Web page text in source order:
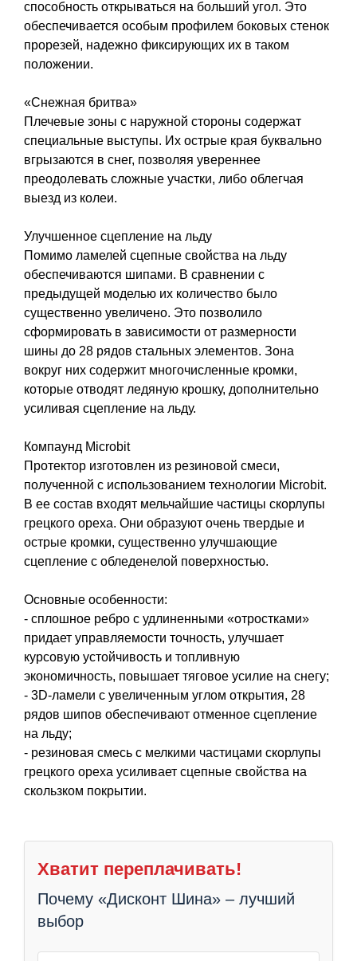
способность открываться на больший угол. Это
обеспечивается особым профилем боковых стенок
прорезей, надежно фиксирующих их в таком
положении.
«Снежная бритва»
Плечевые зоны с наружной стороны содержат
специальные выступы. Их острые края буквально
вгрызаются в снег, позволяя увереннее
преодолевать сложные участки, либо облегчая
выезд из колеи.
Улучшенное сцепление на льду
Помимо ламелей сцепные свойства на льду
обеспечиваются шипами. В сравнении с
предыдущей моделью их количество было
существенно увеличено. Это позволило
сформировать в зависимости от размерности
шины до 28 рядов стальных элементов. Зона
вокруг них содержит многочисленные кромки,
которые отводят ледяную крошку, дополнительно
усиливая сцепление на льду.
Компаунд Microbit
Протектор изготовлен из резиновой смеси,
полученной с использованием технологии Microbit.
В ее состав входят мельчайшие частицы скорлупы
грецкого ореха. Они образуют очень твердые и
острые кромки, существенно улучшающие
сцепление с обледенелой поверхностью.
Основные особенности:
- сплошное ребро с удлиненными «отростками»
придает управляемости точность, улучшает
курсовую устойчивость и топливную
экономичность, повышает тяговое усилие на снегу;
- 3D-ламели с увеличенным углом открытия, 28
рядов шипов обеспечивают отменное сцепление
на льду;
- резиновая смесь с мелкими частицами скорлупы
грецкого ореха усиливает сцепные свойства на
скользком покрытии.
Хватит переплачивать!
Почему «Дисконт Шина» – лучший
выбор